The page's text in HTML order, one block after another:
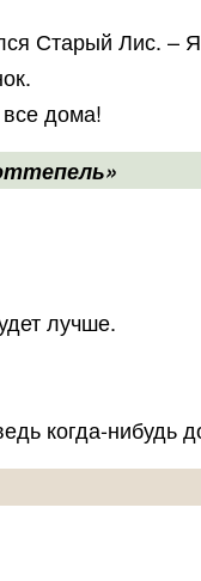
Старый Лис. –
дома!
лучше.
когда-нибудь